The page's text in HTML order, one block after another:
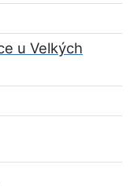
u Velkých